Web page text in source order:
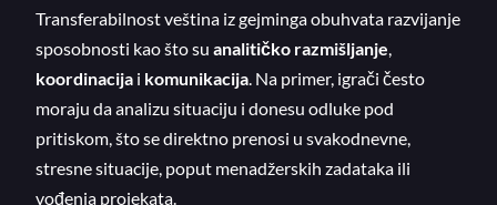
Transferabilnost veština iz gejminga obuhvata razvijanje
sposobnosti kao što su analitičko razmišljanje,
koordinacija i komunikacija. Na primer, igrači često
moraju da analizu situaciju i donesu odluke pod
pritiskom, što se direktno prenosi u svakodnevne,
stresne situacije, poput menadžerskih zadataka ili
vođenja projekata.